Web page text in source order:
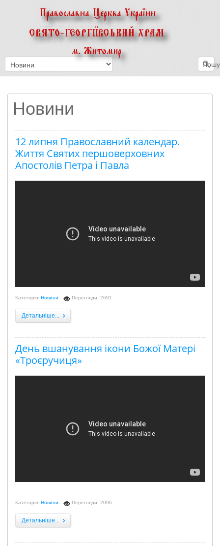
Новини
12 липня Православний календар.
Життя Святих першоверховних
Апостолів Петра і Павла
Категорія: Новини Перегляди: 2691
Детальніше...
День вшанування ікони Божої Матері
«Троєручиця»
Категорія: Новини Перегляди: 2096
Детальніше...